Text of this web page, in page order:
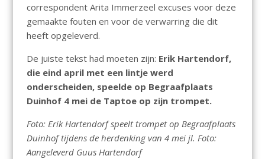
correspondent Arita Immerzeel excuses voor deze
gemaakte fouten en voor de verwarring die dit
heeft opgeleverd.
De juiste tekst had moeten zijn: Erik Hartendorf,
die eind april met een lintje werd
onderscheiden, speelde op Begraafplaats
Duinhof 4 mei de Taptoe op zijn trompet.
Foto: Erik Hartendorf speelt trompet op Begraafplaats
Duinhof tijdens de herdenking van 4 mei jl. Foto:
Aangeleverd Guus Hartendorf